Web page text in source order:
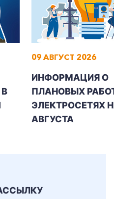
09 АВГУСТ 2026
ИНФОРМАЦИЯ О
ПЛАНОВЫХ
ЭЛЕКТРОСЕТЯХ
АВГУСТА